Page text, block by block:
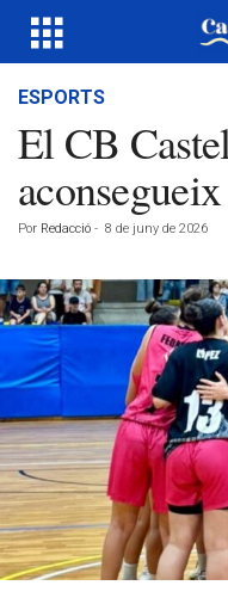
ESPORTS
El CB
Por Redacció - 8 de juny de 2026